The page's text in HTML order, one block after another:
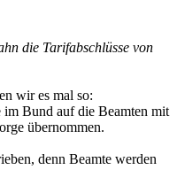
die Tarifabschlüsse von
wir es mal so:
im Bund auf die Beamten mit
übernommen.
denn Beamte werden